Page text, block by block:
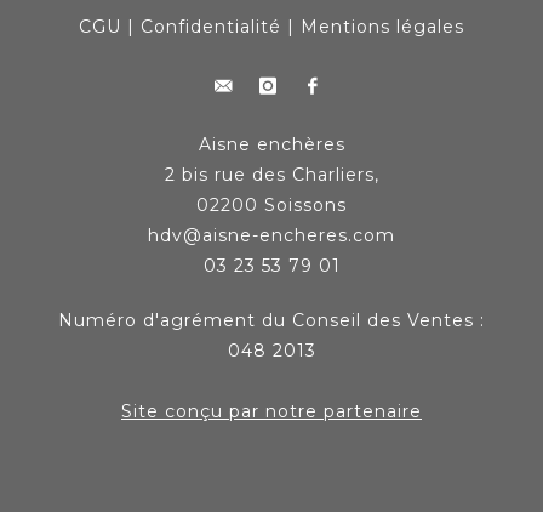
CGU | Confidentialité | Mentions légales
Aisne enchères
2 bis rue des Charliers,
02200 Soissons
hdv@aisne-encheres.com
03 23 53 79 01
Numéro d'agrément du Conseil des Ventes :
048 2013
Site conçu par notre partenaire